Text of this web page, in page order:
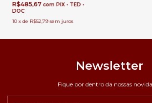
R$485,67 com PIX • TED •
DOC
10 xde R$52,79 sem juros
Newsletter
Fique por dentro da nossas